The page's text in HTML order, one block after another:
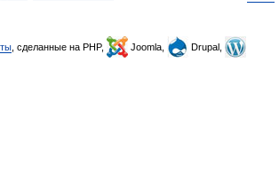
, сделанные на PHP, Joomla,
Drupal,